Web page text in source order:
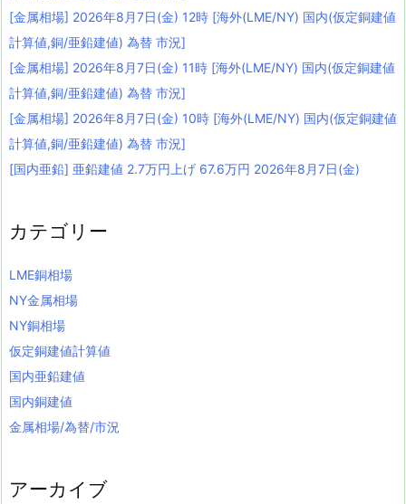
[金属相場] 2026年8月7日(金) 12時 [海外(LME/NY) 国内(仮定銅建値
計算値,銅/亜鉛建値) 為替 市況]
[金属相場] 2026年8月7日(金) 11時 [海外(LME/NY) 国内(仮定銅建値
計算値,銅/亜鉛建値) 為替 市況]
[金属相場] 2026年8月7日(金) 10時 [海外(LME/NY) 国内(仮定銅建値
計算値,銅/亜鉛建値) 為替 市況]
[国内亜鉛] 亜鉛建値 2.7万円上げ 67.6万円 2026年8月7日(金)
カテゴリー
LME銅相場
NY金属相場
NY銅相場
仮定銅建値計算値
国内亜鉛建値
国内銅建値
金属相場/為替/市況
アーカイブ